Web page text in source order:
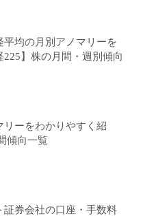
平均の月別アノマリーを
225】株の月間・週別傾向
リーをわかりやすく紹
傾向一覧
証券会社の口座・手数料